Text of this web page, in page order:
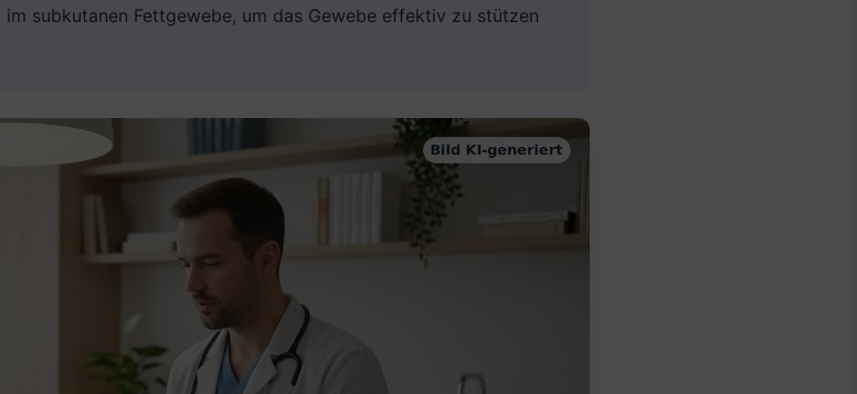
subkutanen Fettgewebe, um das Gewebe effektiv zu stützen